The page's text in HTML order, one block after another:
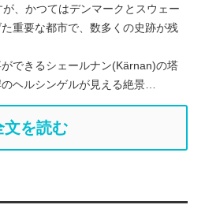
、かつてはデンマークとスウェー
重要な都市で、数多くの史跡が残
できるシェールナン(Kärnan)の塔
ヘルシンゲルが見える絶景…
文を読む